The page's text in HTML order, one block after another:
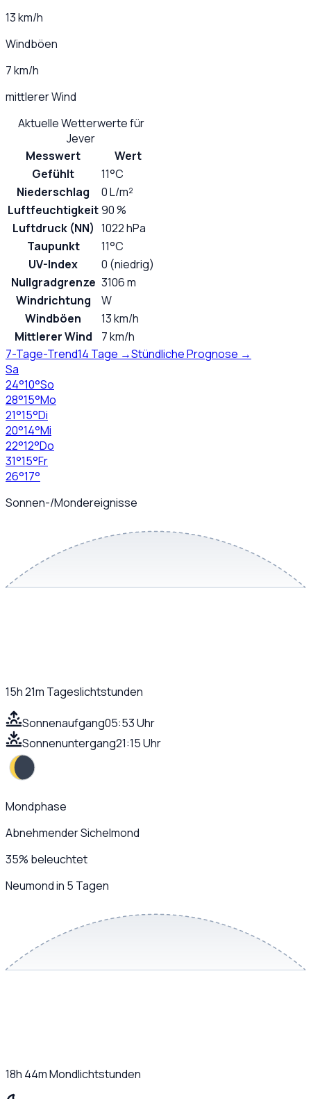
13 km/h
Windböen
7 km/h
mittlerer Wind
Aktuelle Wetterwerte für
Jever
Messwert
Wert
Gefühlt
11°C
Niederschlag
0 L/m²
Luftfeuchtigkeit90 %
Luftdruck (NN) 1022 hPa
Taupunkt
11°C
UV-Index
0 (niedrig)
Nullgradgrenze 3106 m
Windrichtung
W
Windböen
13 km/h
Mittlerer Wind
7 km/h
7-Tage-Trend14 Tage →Stündliche Prognose →
Sa
24°10°So
28°15°Mo
21°15°Di
20°14°Mi
22°12°Do
31°15°Fr
26°17°
Sonnen-/Mondereignisse
15h 21m Tageslichtstunden
Sonnenaufgang05:53 Uhr
Sonnenuntergang21:15 Uhr
Mondphase
Abnehmender Sichelmond
35% beleuchtet
Neumond in 5 Tagen
18h 44mMondlichtstunden